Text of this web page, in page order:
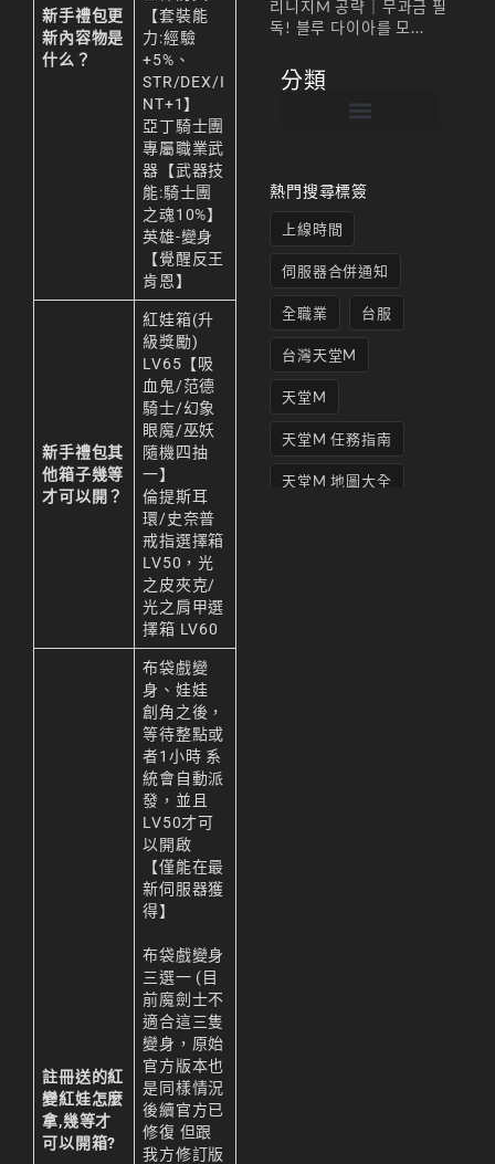
新手禮包更
新內容物是
什么？
【套裝能
力:經驗
+5%、
STR/DEX/I
NT+1】
亞丁騎士團
專屬職業武
器【武器技
能:騎士團
之魂10%】
英雄-變身
【覺醒反王
肯恩】
新手禮包其
他箱子幾等
才可以開？
紅娃箱(升
級獎勵)
LV65【吸
血鬼/范德
騎士/幻象
眼魔/巫妖
隨機四抽
一】
倫提斯耳
環/史奈普
戒指選擇箱
LV50，光
之皮夾克/
光之肩甲選
擇箱 LV60
註冊送的紅
變紅娃怎麼
拿,幾等才
可以開箱?
布袋戲變
身、娃娃
創角之後，
等待整點或
者1小時 系
統會自動派
發，並且
LV50才可
以開啟
【僅能在最
新伺服器獲
得】
布袋戲變身
三選一 (目
前魔劍士不
適合這三隻
變身，原始
官方版本也
是同樣情況
後續官方已
修復 但跟
我方修訂版
리니지M 공략｜무과금 필
독! 블루 다이아를 모...
分類
熱門搜尋標簽
上線時間
伺服器合併通知
全職業 台服
台灣天堂M
天堂M
天堂M 任務指南
天堂M 地圖大全